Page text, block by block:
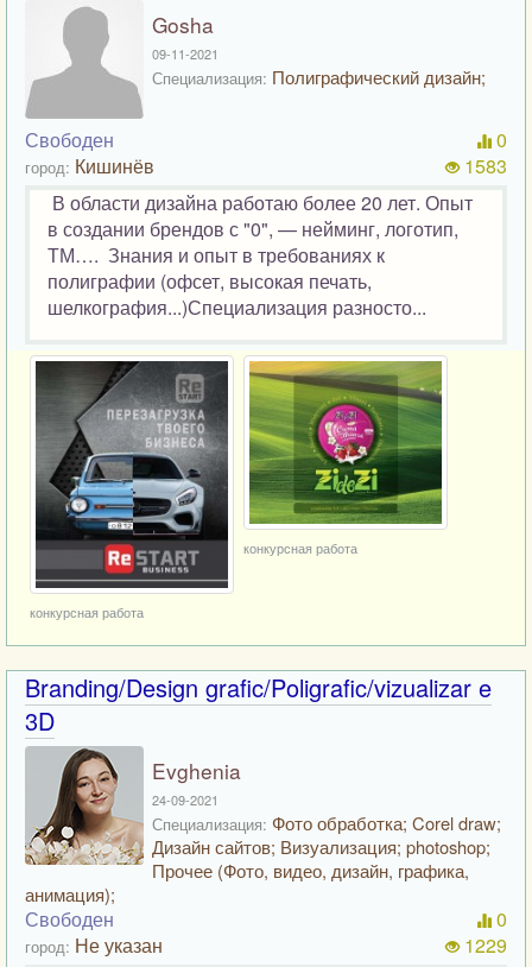
Gosha
09-11-2021
Специализация: Полиграфический дизайн;
Свободен
город: Кишинёв
0
1583
В области дизайна работаю более 20 лет. Опыт
в создании брендов с "0", — нейминг, логотип,
ТМ…. Знания и опыт в требованиях к
полиграфии (офсет, высокая печать,
шелкография...)Специализация разносто...
конкурсная работа
конкурсная работа
Branding/Design grafic/Poligrafic/vizualizar e
3D
Evghenia
24-09-2021
Специализация: Фото обработка; Corel draw;
Дизайн сайтов; Визуализация; photoshop;
Прочее (Фото, видео, дизайн, графика,
анимация);
Свободен
город: Не указан
0
1229